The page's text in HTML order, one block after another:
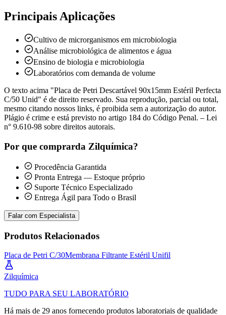
Principais Aplicações
Cultivo de microrganismos em microbiologia
Análise microbiológica de alimentos e água
Ensino de biologia e microbiologia
Laboratórios com demanda de volume
O texto acima "Placa de Petri Descartável 90x15mm Estéril Perfecta
C/50 Unid" é de direito reservado. Sua reprodução, parcial ou total,
mesmo citando nossos links, é proibida sem a autorização do autor.
Plágio é crime e está previsto no artigo 184 do Código Penal. – Lei
n° 9.610-98 sobre direitos autorais.
Por que comprarda Zilquímica?
Procedência Garantida
Pronta Entrega — Estoque próprio
Suporte Técnico Especializado
Entrega Ágil para Todo o Brasil
Falar com Especialista
Produtos Relacionados
Placa de Petri C/30Membrana Filtrante Estéril Unifil
Zilquímica
TUDO PARA SEU LABORATÓRIO
Há mais de 29 anos fornecendo produtos laboratoriais de qualidade